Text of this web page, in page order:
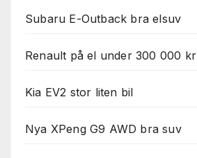
Subaru E-Outback bra elsuv
Renault på el under 300 000 kr
Kia EV2 stor liten bil
Nya XPeng G9 AWD bra suv